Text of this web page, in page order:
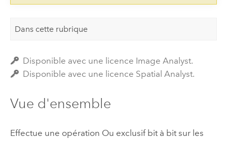
Dans cette rubrique
Disponible avec une licence Image Analyst.
Disponible avec une licence Spatial Analyst.
Vue d'ensemble
Effectue une opération Ou exclusif bit à bit sur les